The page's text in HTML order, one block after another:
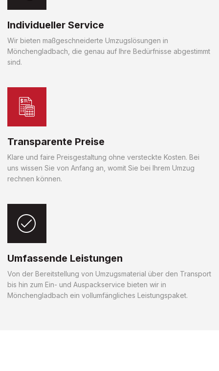
Individueller Service
Wir bieten maßgeschneiderte Umzugslösungen in
Mönchengladbach, die genau auf Ihre Bedürfnisse abgestimmt
sind.
Transparente Preise
Klare und faire Preisgestaltung ohne versteckte Kosten. Bei
uns wissen Sie von Anfang an, womit Sie bei Ihrem Umzug
rechnen können.
Umfassende Leistungen
Von der Bereitstellung von Umzugsmaterial über den Transport
bis hin zum Ein- und Auspackservice bieten wir in
Mönchengladbach ein vollumfängliches Leistungspaket.